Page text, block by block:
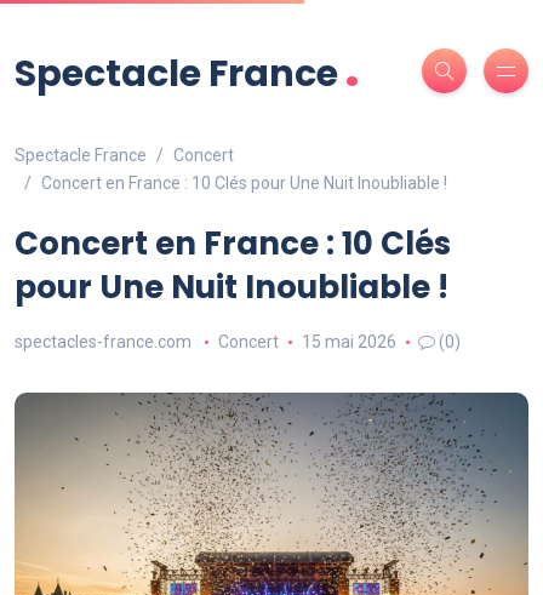
Spectacle France.
Spectacle France
Concert
Concert en France : 10 Clés pour Une Nuit Inoubliable !
Concert en France : 10 Clés
pour Une Nuit Inoubliable !
spectacles-france.com Concert 15 mai 2026 (0)